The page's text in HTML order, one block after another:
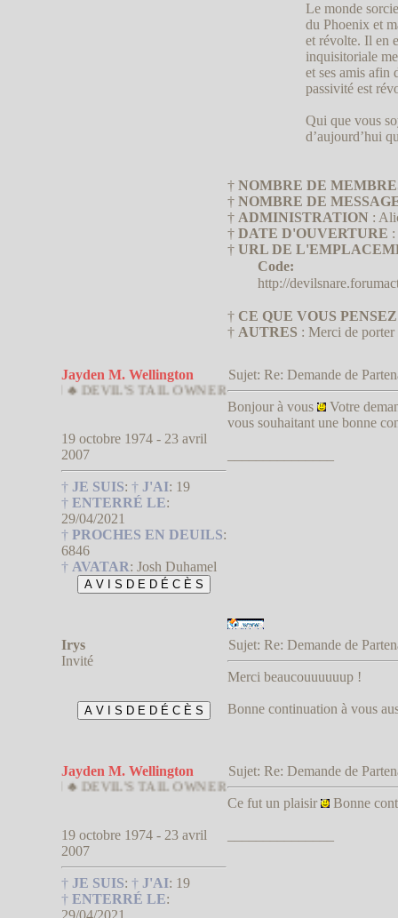
Le monde
du Phoenix et
et révolte. Il en
inquisitoriale
et ses amis afin
passivité est
Qui que vous
d’aujourd’hui
† NOMBRE DE
† NOMBRE DE
† ADMINISTRATION:
† DATE D'OUVERTURE
† URL DE
Code:
http://
† CE QUE VOUS
† AUTRES : Merci de
Jayden M. Wellington
♣ DEVIL'S TAIL OWNER
19 octobre 1974 - 23 avril
2007
† JE SUIS: † J'AI: 19
† ENTERRÉ LE:
29/04/2021
† PROCHES EN DEUILS:
6846
† AVATAR: Josh Duhamel
Sujet: Re: Demande de
Bonjour à vous
Votre
vous souhaitant une bonne
Irys
Invité
Sujet: Re: Demande de
Merci beaucouuuuuup !
Bonne continuation à vous
Jayden M. Wellington
♣ DEVIL'S TAIL OWNER
19 octobre 1974 - 23 avril
2007
† JE SUIS: † J'AI: 19
† ENTERRÉ LE:
29/04/2021
Sujet: Re: Demande de
Ce fut un plaisir Bonne